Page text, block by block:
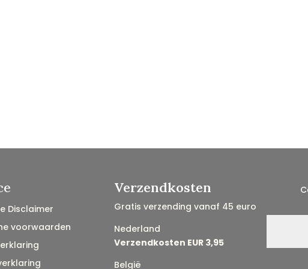
Disclaimer
voorwaarden
Verzendkosten
Gratis verzending vanaf 45 euro
Nederland
Verzendkosten EUR 3,95
België